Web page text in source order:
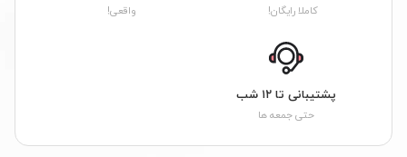
کاملا رایگان! واقعی!
پشتیبانی تا ۱۲ شب
حتی جمعه ها